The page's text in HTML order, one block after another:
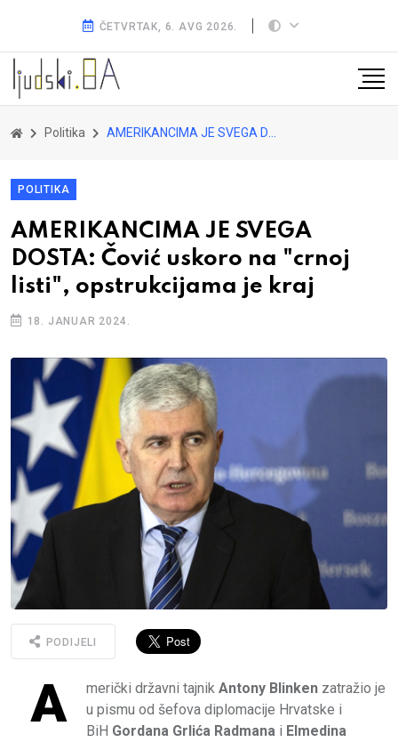
ČETVRTAK, 6. AVG 2026.
Politika AMERIKANCIMA JE SVEGA DOSTA: Čović uskoro na "crnoj listi", opstrukcijama je kraj
POLITIKA
AMERIKANCIMA JE SVEGA
DOSTA: Čović uskoro na "crnoj
listi", opstrukcijama je kraj
18. JANUAR 2024.
PODIJELI
A merički državni tajnik Antony Blinken zatražio je
u pismu od šefova diplomacije Hrvatske i
BiH Gordana Grlića Radmana i Elmedina